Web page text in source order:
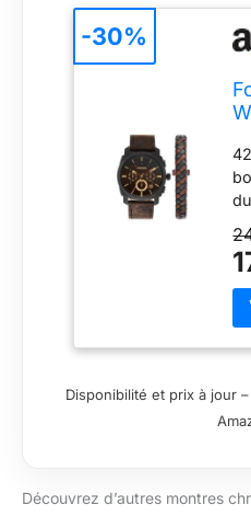
-30%
Disponibilité et prix à jour
Découvrez d’autres montres